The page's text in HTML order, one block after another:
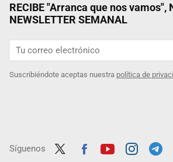
RECIBE "Arranca que nos vamos",
NEWSLETTER SEMANAL
Suscribiéndote aceptas nuestra política de
Síguenos